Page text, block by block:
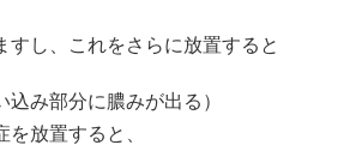
すし、これをさらに放置すると
み部分に膿みが出る）
放置すると、